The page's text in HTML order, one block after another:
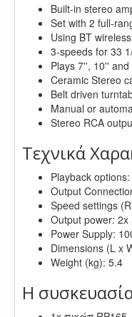
Built-in stereo
Set with 2 full-
Using BT
3-speeds for 33
Plays 7'', 10''
Ceramic Stereo
Belt driven
Manual or
Stereo RCA
Τεχνικά
Playback
Output
Speed settings
Output power: 2x
Power Supply:
Dimensions (L x
Weight (kg): 5.4
Η